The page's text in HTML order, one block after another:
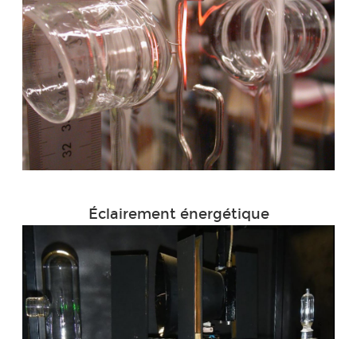
Éclairement énergétique